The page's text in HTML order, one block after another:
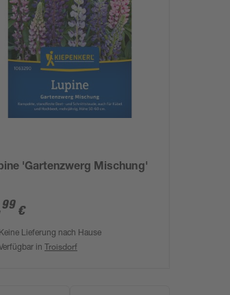
'Gartenzwerg Mischung'
99 €
Keine Lieferung nach Hause
in Troisdorf